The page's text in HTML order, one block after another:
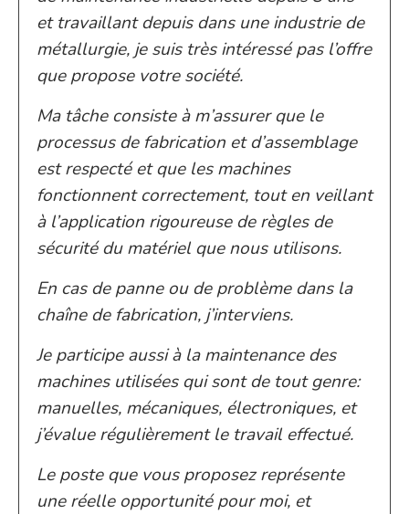
et travaillant depuis dans une industrie de
métallurgie, je suis très intéressé pas l’offre
que propose votre société.
Ma tâche consiste à m’assurer que le
processus de fabrication et d’assemblage
est respecté et que les machines
fonctionnent correctement, tout en veillant
à l’application rigoureuse de règles de
sécurité du matériel que nous utilisons.
En cas de panne ou de problème dans la
chaîne de fabrication, j’interviens.
Je participe aussi à la maintenance des
machines utilisées qui sont de tout genre:
manuelles, mécaniques, électroniques, et
j’évalue régulièrement le travail effectué.
Le poste que vous proposez représente
une réelle opportunité pour moi, et